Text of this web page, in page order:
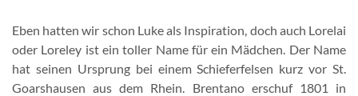
Eben hatten wir schon Luke als Inspiration, doch auch Lorelai
oder Loreley ist ein toller Name für ein Mädchen. Der Name
hat seinen Ursprung bei einem Schieferfelsen kurz vor St.
Goarshausen aus dem Rhein. Brentano erschuf 1801 in